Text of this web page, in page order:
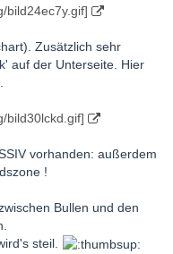
bild24ec7y.gif]
Zusätzlich sehr
auf der Unterseite. Hier
bild30lckd.gif]
vorhanden: außerdem
!
Bullen und den
steil.